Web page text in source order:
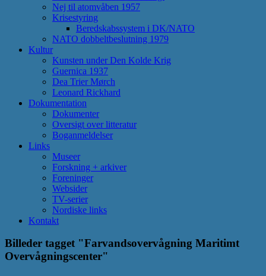
Nej til atomvåben 1957
Krisestyring
Beredskabssystem i DK/NATO
NATO dobbeltbeslutning 1979
Kultur
Kunsten under Den Kolde Krig
Guernica 1937
Dea Trier Mørch
Leonard Rickhard
Dokumentation
Dokumenter
Oversigt over litteratur
Boganmeldelser
Links
Museer
Forskning + arkiver
Foreninger
Websider
TV-serier
Nordiske links
Kontakt
Billeder tagget "Farvandsovervågning Maritimt
Overvågningscenter"